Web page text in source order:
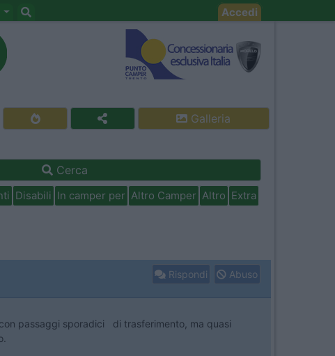
Accedi
Galleria
Cerca
Disabili In camper per Altro Camper Altro Extra
Rispondi Abuso
passaggi sporadici di trasferimento, ma quasi